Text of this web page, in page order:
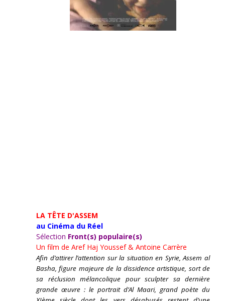
LA TÊTE D'ASSEM
au Cinéma du Réel
Sélection Front(s) populaire(s)
Un film de Aref Haj Youssef & Antoine Carrère
Afin d’attirer l’attention sur la situation en Syrie, Assem al
Basha, figure majeure de la dissidence artistique, sort de
sa réclusion mélancolique pour sculpter sa dernière
grande œuvre : le portrait d’Al Maari, grand poète du